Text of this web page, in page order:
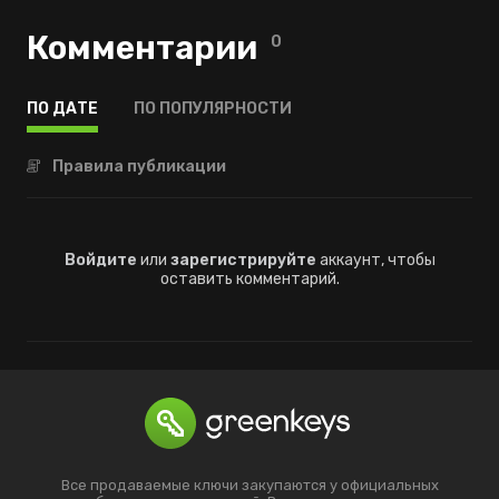
Комментарии 0
ПО ДАТЕ ПО ПОПУЛЯРНОСТИ
Правила публикации
Войдите или зарегистрируйте аккаунт, чтобы
оставить комментарий.
Все продаваемые ключи закупаются у официальных